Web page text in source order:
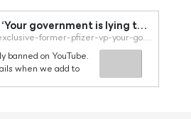
EXCLUSIVE - Former Pfizer VP: ‘Your government is lying to you in a way that could lead to your death.’
https://www.lifesitenews.com/news/exclusive-former-pfizer-vp-your-government-is-lying-to-you-in-a-way-that-could-lead-to-your-death
on YouTube.
when we add to